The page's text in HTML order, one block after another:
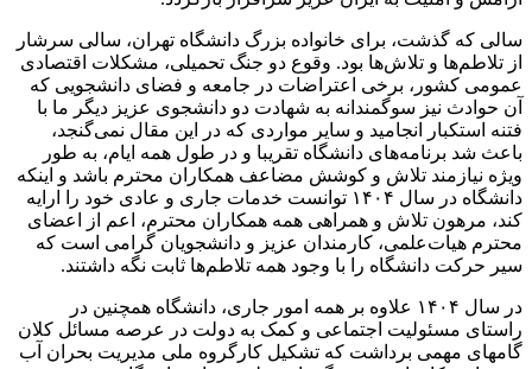
سالی که گذشت، برای خانواده بزرگ دانشگاه تهران، سالی سرشار
از تلاطم‌ها و تلاش‌ها بود. وقوع دو جنگ تحمیلی، مشکلات اقتصادی
عمومی کشور، برخی اعتراضات در جامعه و فضای دانشجویی که
آن حوادث نیز سوگمندانه به شهادت دو دانشجوی عزیز دیگر ما با
فتنه استکبار انجامید و سایر مواردی که در این مقال نمی‌گنجد،
باعث شد برنامه‌های دانشگاه تقریبا و در طول همه ایام، به طور
ویژه نیازمند تلاش و کوشش مضاعف همکاران محترم باشد و اینکه
دانشگاه در سال ۱۴۰۴ توانست خدمات جاری و عادی خود را ارایه
کند، مرهون تلاش و همراهی همه همکاران محترم، اعم از اعضای
محترم هیات‌علمی، کارمندان عزیز و دانشجویان گرامی است که
سیر حرکت دانشگاه را با وجود همه تلاطم‌ها ثابت نگه‌ داشتند.
در سال ۱۴۰۴ علاوه بر همه امور جاری، دانشگاه همچنین در
راستای مسئولیت اجتماعی و کمک به دولت در عرصه مسائل کلان
گامهای مهمی برداشت که تشکیل کارگروه ملی مدیریت بحران آب